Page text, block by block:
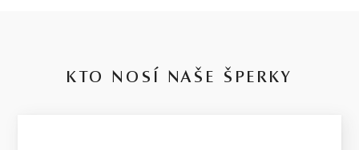
KTO NOSÍ NAŠE ŠPERKY